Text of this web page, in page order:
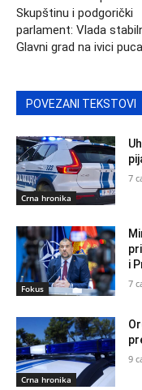
Skupštinu i podgorički
parlament: Vlada
Glavni grad na ivici
POVEZANI TEKSTOVI
Crna hronika
7
Fokus
i
7
Crna hronika
9